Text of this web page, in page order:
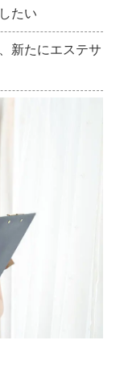
たい
新たにエステサ